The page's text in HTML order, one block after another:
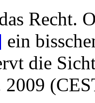
Recht.
ein
die
2009